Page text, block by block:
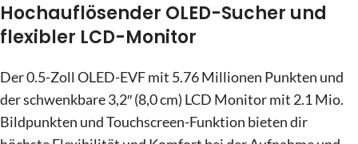
Hochauflösender OLED-Sucher und
flexibler LCD-Monitor
Der 0.5-Zoll OLED-EVF mit 5.76 Millionen Punkten und
der schwenkbare 3,2″ (8,0 cm) LCD Monitor mit 2.1 Mio.
Bildpunkten und Touchscreen-Funktion bieten dir